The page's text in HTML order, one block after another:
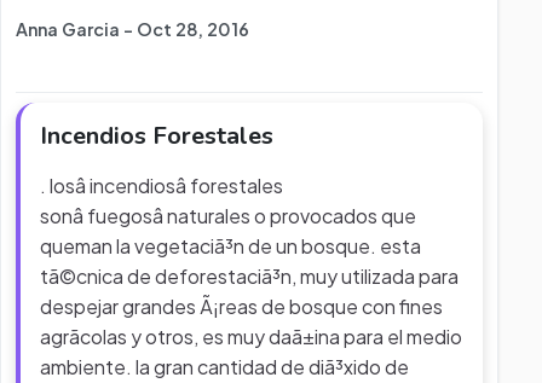
Anna Garcia - Oct 28, 2016
Incendios Forestales
. losâ incendiosâ forestales
sonâ fuegosâ naturales o provocados que
queman la vegetaciã³n de un bosque. esta
tã©cnica de deforestaciã³n, muy utilizada para
despejar grandes Ã¡reas de bosque con fines
agrã­colas y otros, es muy daã±ina para el medio
ambiente. la gran cantidad de diã³xido de